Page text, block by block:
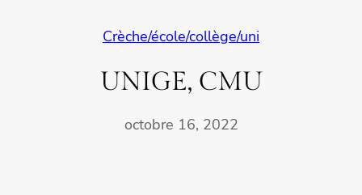
Crèche/école/collège/uni
UNIGE, CMU
octobre 16, 2022